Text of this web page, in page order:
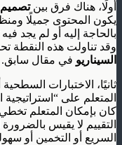
أولًا، هناك فرق بين
يكون المحتوى جميلًا
بالحاجة إليه أو لم يجد
وقد تناولت هذه النقطة
السيناريو في مقال سابق.
ثانيًا، الاختبارات
المتعلم على “استراتيجية
التقييم لا يقيس
السريع أو التخمين أو